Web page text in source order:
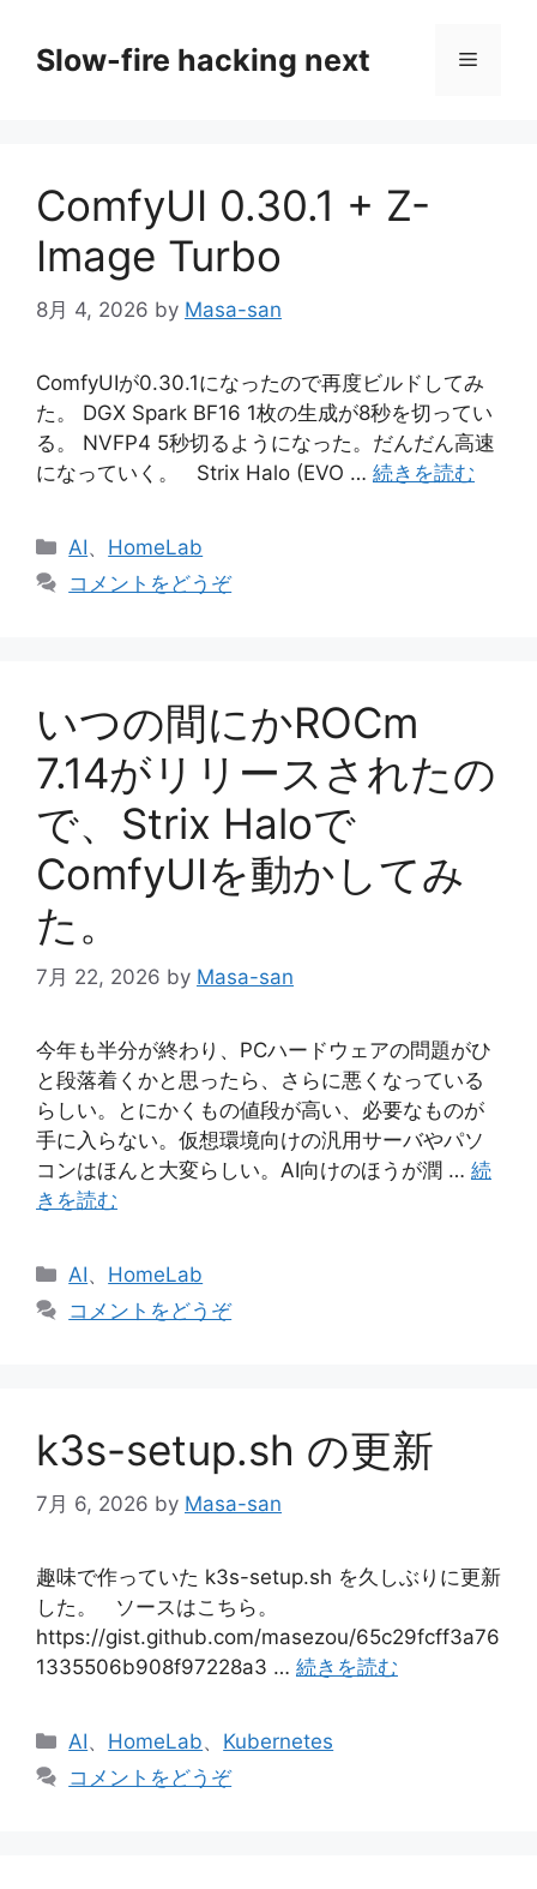
Slow-fire hacking next メ
ComfyUI 0.30.1 + Z-
Image Turbo
8月 4, 2026 by Masa-san
ComfyUIが0.30.1になったので再度ビルドしてみ
た。 DGX Spark BF16 1枚の生成が8秒を切ってい
る。 NVFP4 5秒切るようになった。だんだん高速
になっていく。 Strix Halo (EVO … 続きを読む
カ
AI、 HomeLab
コメントをどうぞ
いつの間にかROCm
7.14がリリースされたの
で、Strix Haloで
ComfyUIを動かしてみ
た。
7月 22, 2026 by Masa-san
今年も半分が終わり、PCハードウェアの問題がひ
と段落着くかと思ったら、さらに悪くなっている
らしい。とにかくもの値段が高い、必要なものが
手に入らない。仮想環境向けの汎用サーバやパソ
コンはほんと大変らしい。AI向けのほうが潤 … 続
きを読む
カ
テ
AI、 HomeLab
コメントをどうぞ
k3s-setup.sh の更新
7月 6, 2026 by Masa-san
趣味で作っていた k3s-setup.sh を久しぶりに更新
した。 ソースはこちら。
https://gist.github.com/masezou/65c29fcff3a76
1335506b908f97228a3 … 続きを読む
カ
AI、 HomeLab、 Kubernetes
コメントをどうぞ